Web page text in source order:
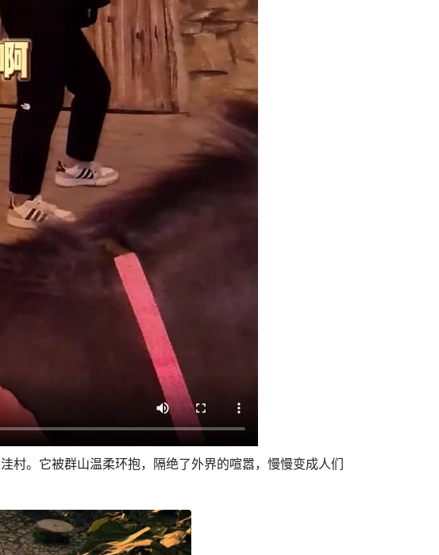
。它被群山温柔环抱，隔绝了外界的喧嚣，慢慢变成人们